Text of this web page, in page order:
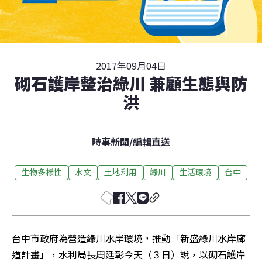
2017年09月04日
砌石護岸整治綠川 兼顧生態與防
洪
時事新聞/編輯直送
生物多樣性 水文 土地利用 綠川 生活環境 台中
台中市政府為營造綠川水岸環境，推動「新盛綠川水岸廊
道計畫」，水利局長周廷彰今天（３日）說，以砌石護岸